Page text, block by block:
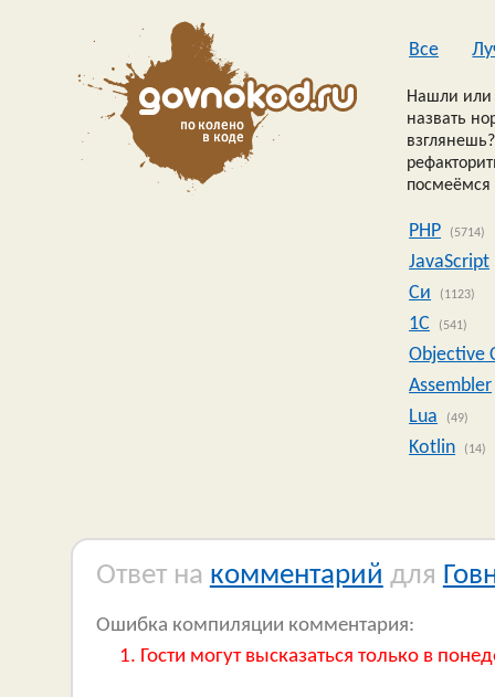
Все
Нашли или
назвать
посмеёмся
PHP (5714)
JavaScript
Си
(1123)
1C (541)
Objective
Assembler
Lua
(49)
Kotlin (14)
Ответ на комментарий для
Ошибка компиляции комментария:
Гости могут высказаться только в